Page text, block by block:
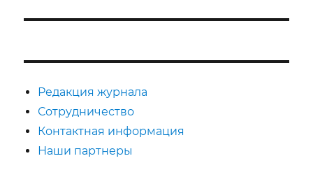
Редакция журнала
Сотрудничество
Контактная информация
Наши партнеры